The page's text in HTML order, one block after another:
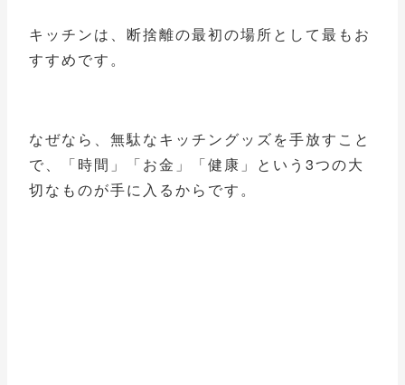
キッチンは、断捨離の最初の場所として最もお
すすめです。
なぜなら、無駄なキッチングッズを手放すこと
で、「時間」「お金」「健康」という3つの大
切なものが手に入るからです。